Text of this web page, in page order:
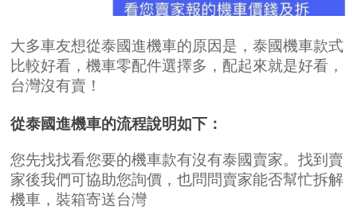
大多車友想從泰國進機車的原因是，泰國機車款式
比較好看，機車零配件選擇多，配起來就是好看，
台灣沒有賣！
從泰國進機車的流程說明如下：
您先找找看您要的機車款有沒有泰國賣家。找到賣
家後我們可協助您詢價，也問問賣家能否幫忙拆解
機車，裝箱寄送台灣